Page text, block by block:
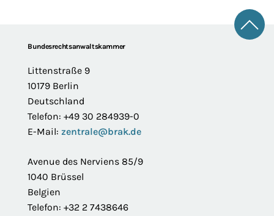
FooterBundesrechtsanwaltskammer
Littenstraße 9
10179 Berlin
Deutschland
Telefon: +49 30 284939-0
E-Mail: zentrale@brak.de
Avenue des Nerviens 85/9
1040 Brüssel
Belgien
Telefon: +32 2 7438646